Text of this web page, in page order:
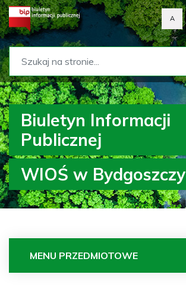
A
Biuletyn Informacji
Publicznej
WIOŚ w Bydgoszczy
MENU PRZEDMIOTOWE